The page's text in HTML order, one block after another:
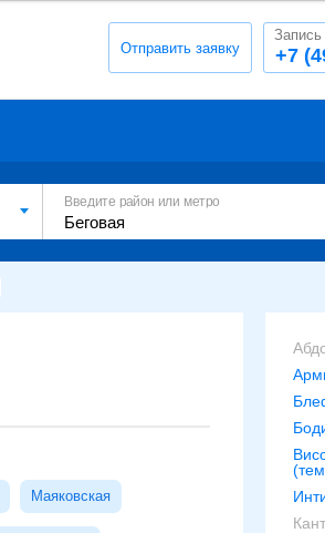
Отправить заявку +7
Введите район или метро
Маяковская